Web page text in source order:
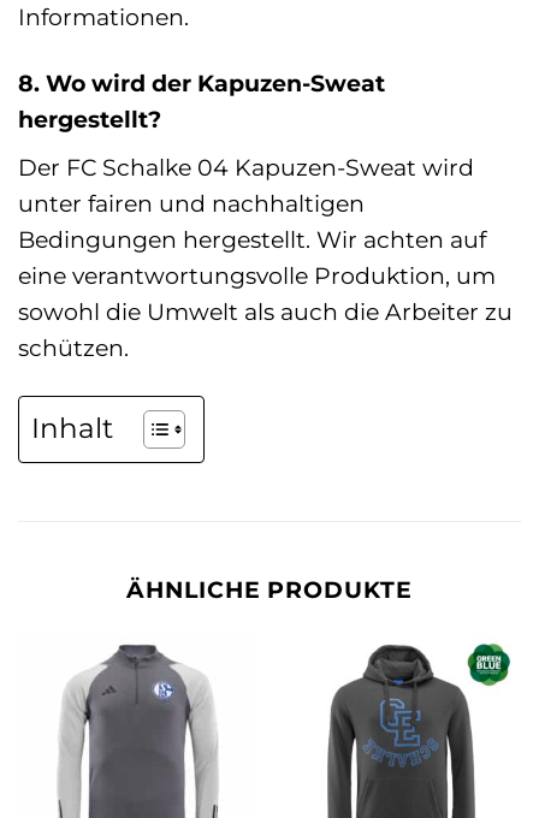
Informationen.
8. Wo wird der Kapuzen-Sweat
hergestellt?
Der FC Schalke 04 Kapuzen-Sweat wird
unter fairen und nachhaltigen
Bedingungen hergestellt. Wir achten auf
eine verantwortungsvolle Produktion, um
sowohl die Umwelt als auch die Arbeiter zu
schützen.
Inhalt
ÄHNLICHE PRODUKTE